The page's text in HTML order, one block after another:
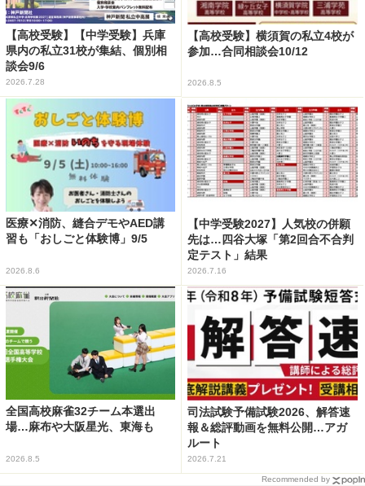
【高校受験】【中学受験】兵庫
県内の私立31校が集結、個別相
談会9/6
2026.7.28
【高校受験】横須賀の私立4校が
参加…合同相談会10/12
2026.8.5
医療✕消防、縫合デモやAED講
習も「おしごと体験博」9/5
2026.8.6
【中学受験2027】人気校の併願
先は…四谷大塚「第2回合不合判
定テスト」結果
2026.7.16
全国高校麻雀32チーム本選出
場…麻布や大阪星光、東海も
2026.8.5
司法試験予備試験2026、解答速
報＆総評動画を無料公開…アガ
ルート
2026.7.21
Recommended by